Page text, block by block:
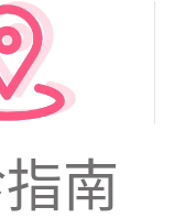
南